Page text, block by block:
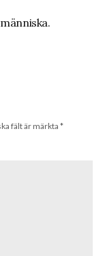
fält är märkta*